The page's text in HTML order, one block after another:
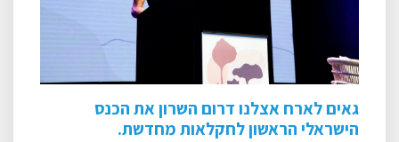
גאים לארח אצלנו דרום השרון את הכנס
הישראלי הראשון לחקלאות מחדשת.